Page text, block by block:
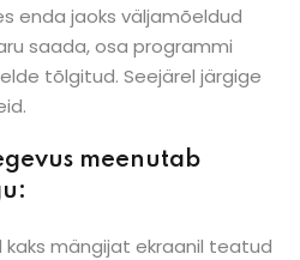
enda jaoks väljamõeldud
saada, osa programmi
tõlgitud. Seejärel järgige
meenutab
mängijat ekraanil teatud